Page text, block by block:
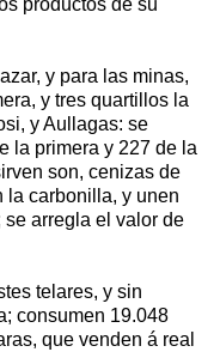
productos de su
y para las minas,
y tres quartillos la
y Aullagas: se
la primera y 227 de la
son, cenizas de
la carbonilla, y unen
arregla el valor de
telares, y sin
consumen 19.048
que venden á real